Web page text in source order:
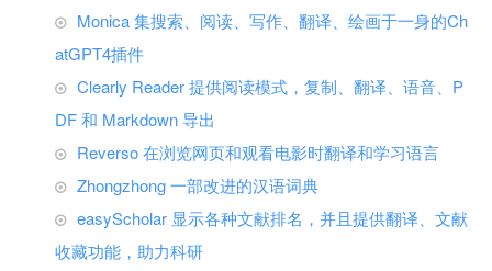
Monica 集搜索、阅读、写作、翻译、绘画于一身的Ch
atGPT4插件
Clearly Reader 提供阅读模式，复制、翻译、语音、P
DF 和 Markdown 导出
Reverso 在浏览网页和观看电影时翻译和学习语言
Zhongzhong 一部改进的汉语词典
easyScholar 显示各种文献排名，并且提供翻译、文献
收藏功能，助力科研